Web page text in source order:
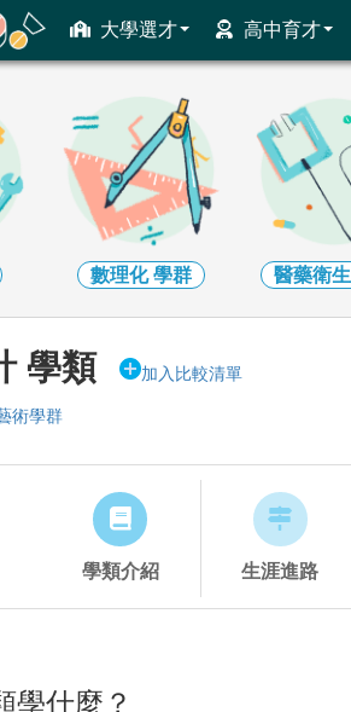
大學選才 高中育才
中育才輔助系統
數理化學群 醫藥衛生
學類 加入比較清單
術學群
學類介紹 生涯進路
學什麼？